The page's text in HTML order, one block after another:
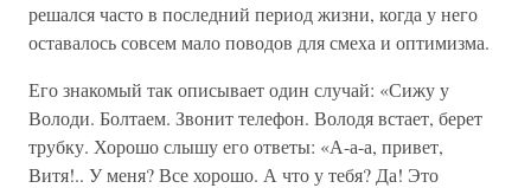
решался часто в последний период жизни, когда у него
оставалось совсем мало поводов для смеха и оптимизма.
Его знакомый так описывает один случай: «Сижу у
Володи. Болтаем. Звонит телефон. Володя встает, берет
трубку. Хорошо слышу его ответы: «А-а-а, привет,
Витя!.. У меня? Все хорошо. А что у тебя? Да! Это